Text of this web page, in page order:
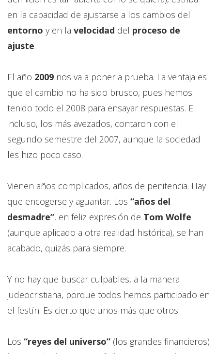
en la capacidad de ajustarse a los cambios del
entorno y en la velocidad del proceso de
ajuste.
El año 2009 nos va a poner a prueba. La ventaja es
que el cambio no ha sido brusco, pues hemos
tenido todo el 2008 para ensayar respuestas. E
incluso, los más avezados, contaron con el
segundo semestre del 2007, aunque la sociedad
les hizo poco caso.
Vienen años complicados, años de penitencia. Hay
que encogerse y aguantar. Los “años del
desmadre”, en feliz expresión de Tom Wolfe
(aunque aplicado a otra realidad histórica), se han
acabado, quizás para siempre.
Y no hay que buscar culpables, a la manera
judeocristiana, porque todos hemos participado en
el festín. Es cierto que unos más que otros.
Los “reyes del universo” (los grandes financieros)